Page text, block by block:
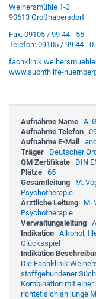
Weihersmühle 1-3
90613 Großhabersdorf
Fax: 09105 / 99 44 - 55
Telefon: 09105 / 99 44 - 0
www.suchthilfe-
Aufnahme Name A.
Aufnahme Telefon
Aufnahme E-Mail
Träger
Deutscher
QM Zertifikate
DIN
Plätze 65
Gesamtleitung
M.
Psychotherapie
Ärztliche Leitung
M.
Psychotherapie
Verwaltungsleitung
Indikation Alkohol,
Glücksspiel
Indikation
Die Fachklinik
stoffgebundener
Kombination mit
richtet sich an junge